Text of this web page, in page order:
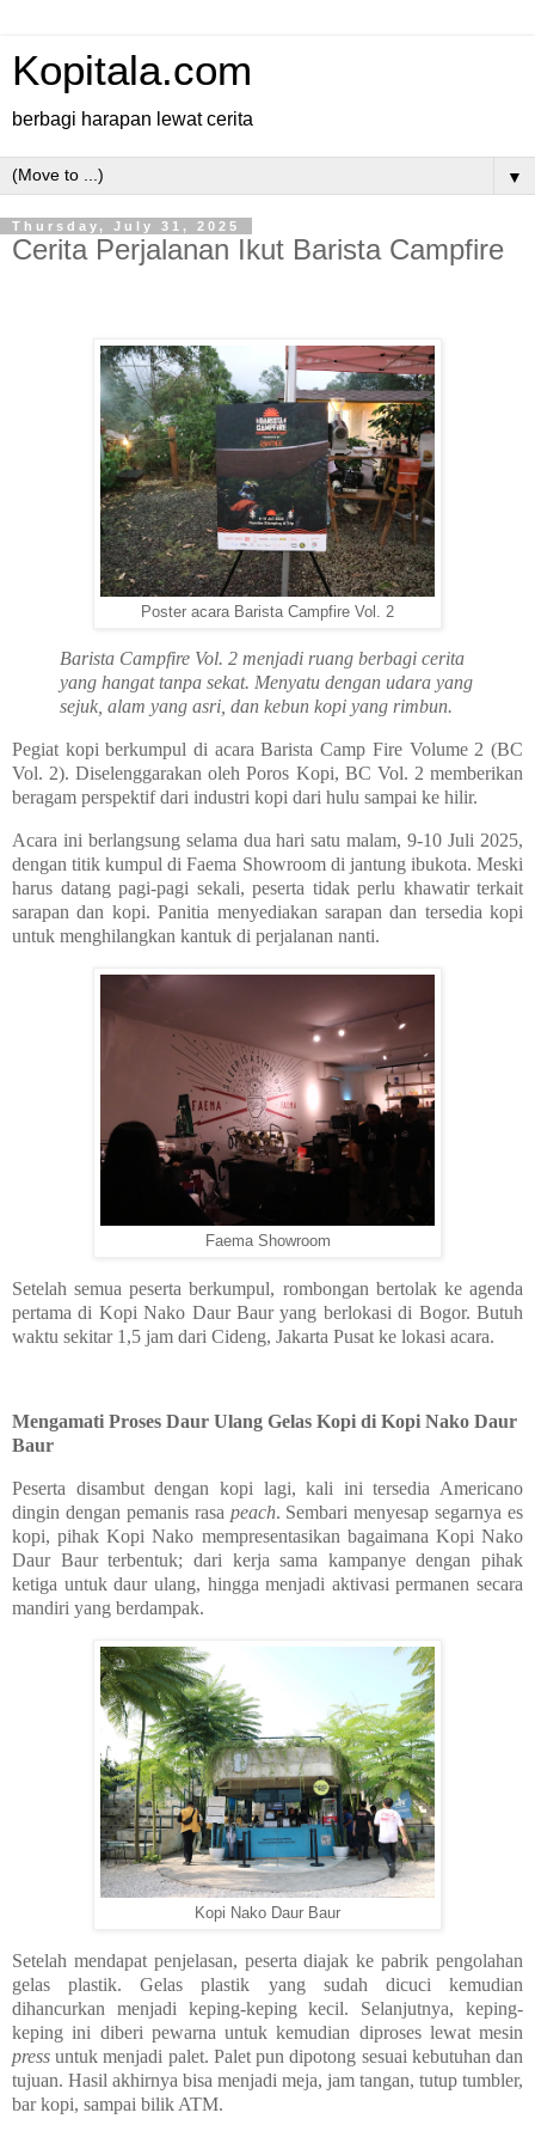
Kopitala.com
berbagi harapan lewat cerita
▼
Thursday, July 31, 2025
Cerita Perjalanan Ikut Barista Campfire
Poster acara Barista Campfire Vol. 2
Barista Campfire Vol. 2 menjadi ruang berbagi cerita
yang hangat tanpa sekat. Menyatu dengan udara yang
sejuk, alam yang asri, dan kebun kopi yang rimbun.
Pegiat kopi berkumpul di acara Barista Camp Fire Volume 2 (BC
Vol. 2). Diselenggarakan oleh Poros Kopi, BC Vol. 2 memberikan
beragam perspektif dari industri kopi dari hulu sampai ke hilir.
Acara ini berlangsung selama dua hari satu malam, 9-10 Juli 2025,
dengan titik kumpul di Faema Showroom di jantung ibukota. Meski
harus datang pagi-pagi sekali, peserta tidak perlu khawatir terkait
sarapan dan kopi. Panitia menyediakan sarapan dan tersedia kopi
untuk menghilangkan kantuk di perjalanan nanti.
Faema Showroom
Setelah semua peserta berkumpul, rombongan bertolak ke agenda
pertama di Kopi Nako Daur Baur yang berlokasi di Bogor. Butuh
waktu sekitar 1,5 jam dari Cideng, Jakarta Pusat ke lokasi acara.
Mengamati Proses Daur Ulang Gelas Kopi di Kopi Nako Daur
Baur
Peserta disambut dengan kopi lagi, kali ini tersedia Americano
dingin dengan pemanis rasa peach. Sembari menyesap segarnya es
kopi, pihak Kopi Nako mempresentasikan bagaimana Kopi Nako
Daur Baur terbentuk; dari kerja sama kampanye dengan pihak
ketiga untuk daur ulang, hingga menjadi aktivasi permanen secara
mandiri yang berdampak.
Kopi Nako Daur Baur
Setelah mendapat penjelasan, peserta diajak ke pabrik pengolahan
gelas plastik. Gelas plastik yang sudah dicuci kemudian
dihancurkan menjadi keping-keping kecil. Selanjutnya, keping-
keping ini diberi pewarna untuk kemudian diproses lewat mesin
press untuk menjadi palet. Palet pun dipotong sesuai kebutuhan dan
tujuan. Hasil akhirnya bisa menjadi meja, jam tangan, tutup tumbler,
bar kopi, sampai bilik ATM.